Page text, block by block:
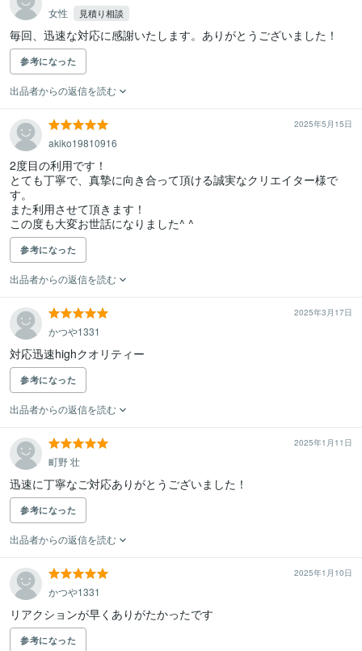
女性 見積り相談
毎回、迅速な対応に感謝いたします。ありがとうございました！
参考になった
出品者からの返信を読む
2025年5月15日
akiko19810916
2度目の利用です！
とても丁寧で、真摯に向き合って頂ける誠実なクリエイター様で
す。
また利用させて頂きます！
この度も大変お世話になりました^ ^
参考になった
出品者からの返信を読む
2025年3月17日
かつや1331
対応迅速highクオリティー
参考になった
出品者からの返信を読む
2025年1月11日
町野 壮
迅速に丁寧なご対応ありがとうございました！
参考になった
出品者からの返信を読む
2025年1月10日
かつや1331
リアクションが早くありがたかったです
参考になった